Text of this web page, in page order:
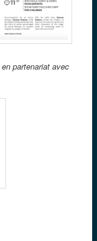
en partenariat avec